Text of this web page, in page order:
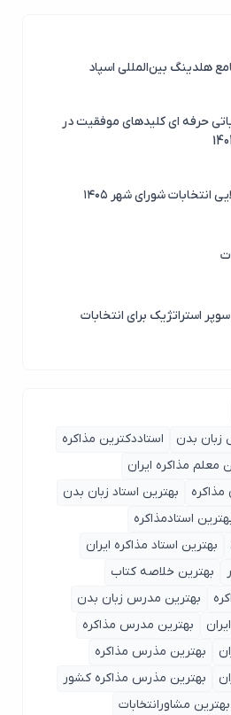
بین‌المللی اسپاد
ای کلیدهای موفقیت در
شورای شهر ۱۴۰۵
برای انتخابات
بدن
استاددکترین مذاکره
مذاکره ایران
بهترین استاد زبان بدن
استادمذاکره
استاد مذاکره ایران
خلاصه کتاب
بهترین مدرس زبان بدن
بهترین مدرس مذاکره
بهترین مذرس مذاکره
بهترین مذرس مذاکره کشور
مشاورانتخابات